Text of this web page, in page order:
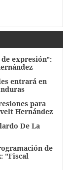
expresión":
entrará en
para
Hernández
De La
de
"Fiscal